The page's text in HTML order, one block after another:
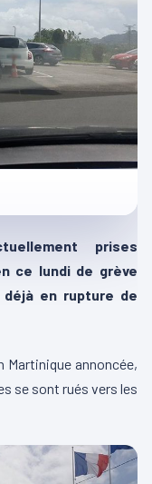
prises
ce lundi de grève
en rupture de
Martinique annoncée,
se sont rués vers les